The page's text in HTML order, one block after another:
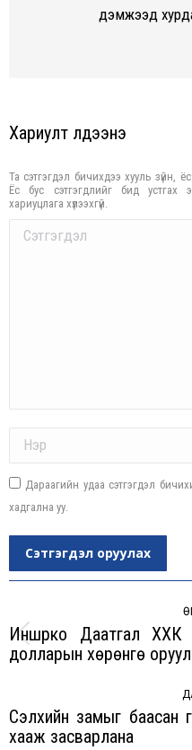
дэмжээд
Хариулт үлдээнэ үү
Та сэтгэгдэл бичихдээ хууль зүйн,
Ёс бус сэтгэгдлийг бид устгах
хариуцлага хүлээхгүй.
Comment
Дараагийн удаа сэтгэгдэл
хадгална уу.
Сэтгэгдэл оруулах
navigation
Иншүрко Даатгал
долларын хөрөнгө
Сэлхийн замыг баасан
хааж засварлана